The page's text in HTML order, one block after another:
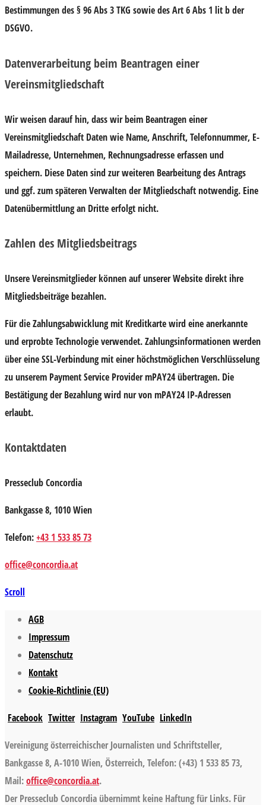
Bestimmungen des § 96 Abs 3 TKG sowie des Art 6 Abs 1 lit b der
DSGVO.
Datenverarbeitung beim Beantragen einer
Vereinsmitgliedschaft
Wir weisen darauf hin, dass wir beim Beantragen einer
Vereinsmitgliedschaft Daten wie Name, Anschrift, Telefonnummer, E-
Mailadresse, Unternehmen, Rechnungsadresse erfassen und
speichern. Diese Daten sind zur weiteren Bearbeitung des Antrags
und ggf. zum späteren Verwalten der Mitgliedschaft notwendig. Eine
Datenübermittlung an Dritte erfolgt nicht.
Zahlen des Mitgliedsbeitrags
Unsere Vereinsmitglieder können auf unserer Website direkt ihre
Mitgliedsbeiträge bezahlen.
Für die Zahlungsabwicklung mit Kreditkarte wird eine anerkannte
und erprobte Technologie verwendet. Zahlungsinformationen werden
über eine SSL-Verbindung mit einer höchstmöglichen Verschlüsselung
zu unserem Payment Service Provider mPAY24 übertragen. Die
Bestätigung der Bezahlung wird nur von mPAY24 IP-Adressen
erlaubt.
Kontaktdaten
Presseclub Concordia
Bankgasse 8, 1010 Wien
Telefon:+43 1 533 85 73
office@concordia.at
Scroll
AGB
Impressum
Datenschutz
Kontakt
Cookie-Richtlinie (EU)
Facebook Twitter Instagram YouTube LinkedIn
Vereinigung österreichischer Journalisten und Schriftsteller,
Bankgasse 8, A-1010 Wien, Österreich, Telefon: (+43) 1 533 85 73,
Mail:office@concordia.at.
Der Presseclub Concordia übernimmt keine Haftung für Links. Für